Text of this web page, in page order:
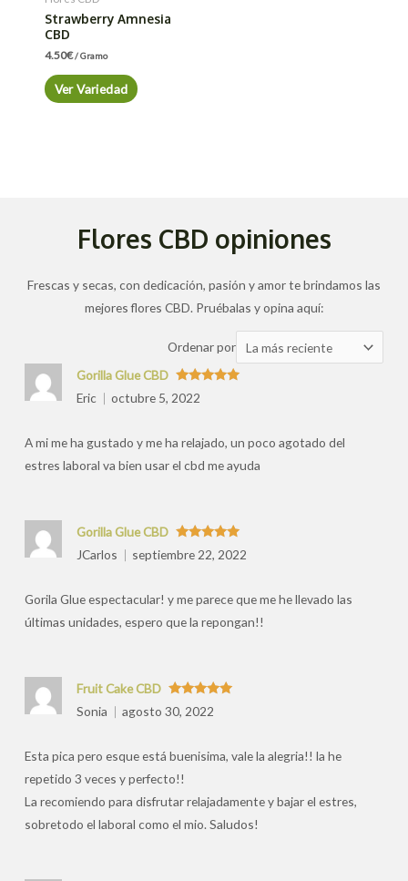
Strawberry Amnesia
CBD
4.50€/ Gramo
Ver Variedad
Flores CBD opiniones
Frescas y secas, con dedicación, pasión y amor te brindamos las
mejores flores CBD. Pruébalas y opina aquí:
Ordenar por Ordenar
las
Valorado
con
Gorilla Glue CBD
Eric
octubre 5, 2022
A mi me ha gustado y me ha relajado, un poco agotado del
estres laboral va bien usar el cbd me ayuda
Valorado
con5de 5
Gorilla Glue CBD
JCarlos
septiembre 22, 2022
Gorila Glue espectacular! y me parece que me he llevado las
últimas unidades, espero que la repongan!!
Valorado
con5de 5
Fruit Cake CBD
Sonia
agosto 30, 2022
Esta pica pero esque está buenisima, vale la alegria!! la he
repetido 3 veces y perfecto!!
La recomiendo para disfrutar relajadamente y bajar el estres,
sobretodo el laboral como el mio. Saludos!